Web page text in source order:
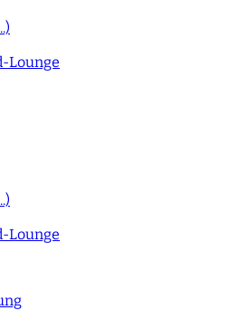
Lounge
Lounge